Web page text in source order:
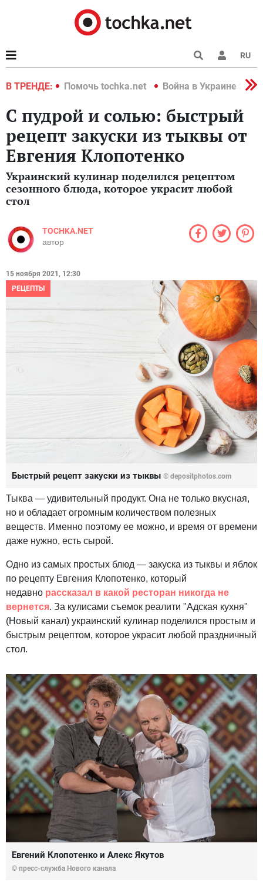
RU
В ТРЕНДЕ:
2022 Помочь tochka.net Война в Украине 2022
С пудрой и солью: быстрый
рецепт закуски из тыквы от
Евгения Клопотенко
Украинский кулинар поделился рецептом
сезонного блюда, которое украсит любой
стол
TOCHKA.NET
автор
15 ноября 2021, 12:30
РЕЦЕПТЫ
Быстрый рецепт закуски из тыквы © depositphotos.com
Тыква — удивительный продукт. Она не только вкусная,
но и обладает огромным количеством полезных
веществ. Именно поэтому ее можно, и время от времени
даже нужно, есть сырой.
Одно из самых простых блюд — закуска из тыквы и яблок
по рецепту Евгения Клопотенко, который
недавно рассказал в какой ресторан никогда не
вернется. За кулисами съемок реалити "Адская кухня"
(Новый канал) украинский кулинар поделился простым и
быстрым рецептом, которое украсит любой праздничный
стол.
Евгений Клопотенко и Алекс Якутов
© пресс-служба Нового канала